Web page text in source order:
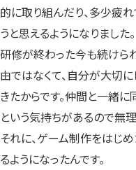
的に取り組んだり、多少疲
うと思えるようになりました。
研修が終わった今も続けら
由ではなくて、自分が大切
きたからです。仲間と一緒
という気持ちがあるので無理
それに、ゲーム制作をはじ
るようになったんです。